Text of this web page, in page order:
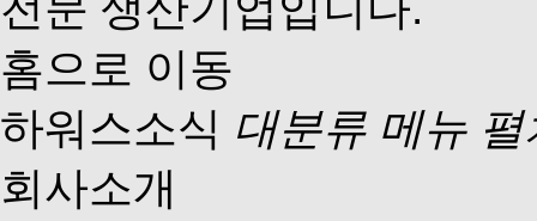
홈으로 이동
하워스소식 대분류 메뉴 펼
회사소개